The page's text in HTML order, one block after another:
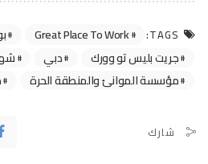
TAGS:
Great Place To Work
جريت بليس تو وورك
دبي
مؤسسة الموانئ والمنطقة الحرة
شارك